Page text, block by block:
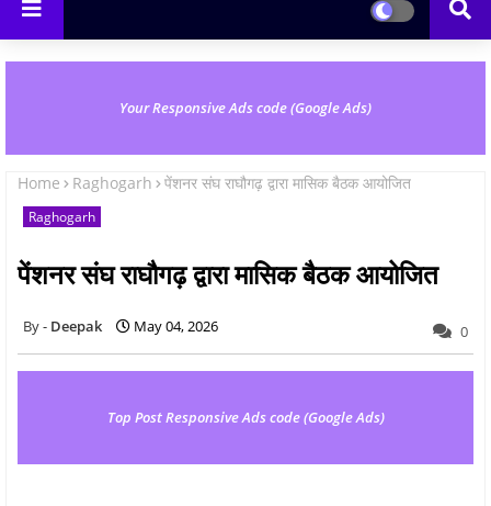
Your Responsive Ads code (Google Ads)
Home Raghogarh पेंशनर संघ राघौगढ़ द्वारा मासिक बैठक आयोजित
Raghogarh
पेंशनर संघ राघौगढ़ द्वारा मासिक बैठक आयोजित
Deepak May 04, 2026 0
Top Post Responsive Ads code (Google Ads)